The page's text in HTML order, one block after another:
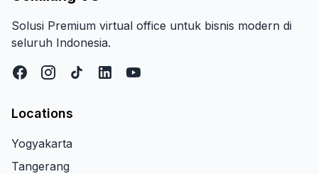
Solusi Premium virtual office untuk bisnis modern di
seluruh Indonesia.
Locations
Yogyakarta
Tangerang